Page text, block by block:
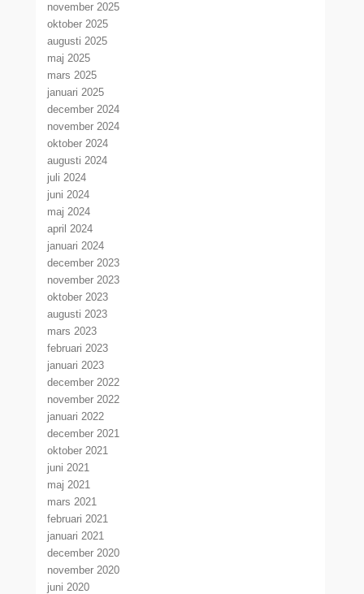
november 2025
oktober 2025
augusti 2025
maj 2025
mars 2025
januari 2025
december 2024
november 2024
oktober 2024
augusti 2024
juli 2024
juni 2024
maj 2024
april 2024
januari 2024
december 2023
november 2023
oktober 2023
augusti 2023
mars 2023
februari 2023
januari 2023
december 2022
november 2022
januari 2022
december 2021
oktober 2021
juni 2021
maj 2021
mars 2021
februari 2021
januari 2021
december 2020
november 2020
juni 2020